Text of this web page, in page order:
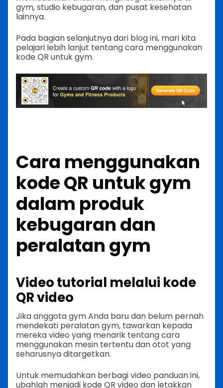
gym, studio kebugaran, dan pusat kesehatan
lainnya.
Pada bagian selanjutnya dari blog ini, mari kita
pelajari lebih lanjut tentang cara menggunakan
kode QR untuk gym.
Cara menggunakan
kode QR untuk gym
dalam produk
kebugaran dan
peralatan gym
Video tutorial melalui kode
QR video
Jika anggota gym Anda baru dan belum pernah
mendekati peralatan gym, tawarkan kepada
mereka video yang menarik tentang cara
menggunakan mesin tertentu dan otot yang
seharusnya ditargetkan.
Untuk memudahkan berbagi video panduan ini,
ubahlah menjadi kode QR video dan letakkan